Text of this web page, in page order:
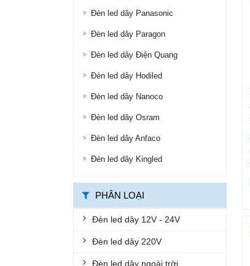
ĐÈN BÁN NGUYỆT
ĐÈN PHA
ĐÈN LED NHÀ XƯỞNG
ĐÈN ĐƯỜNG LED
ĐÈN LED ỐP TRẦN
ĐÈN LED PANEL
ĐÈN THÔNG MINH
ĐÈN CHỐNG CHÁY NỔ
ĐÈN EXIT
ĐÈN KHẨN CẤP
Đèn led dây Panasonic
Đèn led dây Paragon
Đèn led dây Điện Quang
Đèn led dây Hodiled
Đèn led dây Nanoco
Đèn led dây Osram
Đèn led dây Anfaco
Đèn led dây Kingled
PHÂN LOẠI
Đèn led dây 12V - 24V
Đèn led dây 220V
Đèn led dây ngoài trời